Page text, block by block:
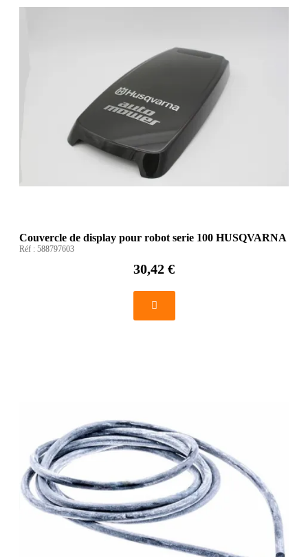
Couvercle de display pour robot serie 100 HUSQVARNA
Réf : 588797603
30,42 €